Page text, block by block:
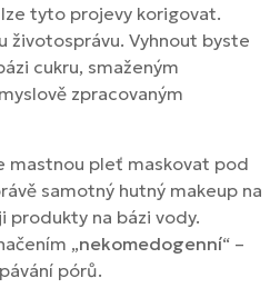
tyto projevy korigovat.
životosprávu. Vyhnout byste
cukru, smaženým
zpracovaným
mastnou pleť maskovat pod
samotný hutný makeup na
produkty na bázi vody.
„nekomedogenní“ –
pórů.